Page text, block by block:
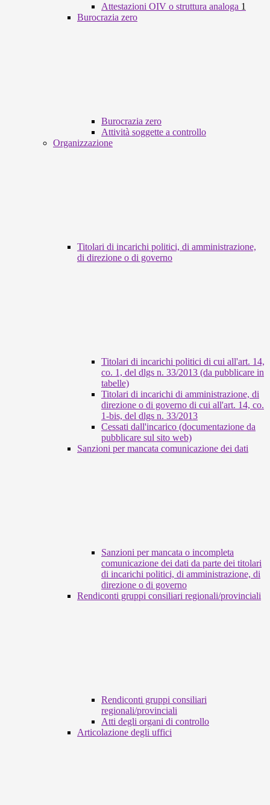
Attestazioni OIV o struttura analoga 1
Burocrazia zero
Burocrazia zero
Attività soggette a controllo
Organizzazione
Titolari di incarichi politici, di amministrazione,
di direzione o di governo
Titolari di incarichi politici di cui all'art. 14,
co. 1, del dlgs n. 33/2013 (da pubblicare in
tabelle)
Titolari di incarichi di amministrazione, di
direzione o di governo di cui all'art. 14, co.
1-bis, del dlgs n. 33/2013
Cessati dall'incarico (documentazione da
pubblicare sul sito web)
Sanzioni per mancata comunicazione dei dati
Sanzioni per mancata o incompleta
comunicazione dei dati da parte dei titolari
di incarichi politici, di amministrazione, di
direzione o di governo
Rendiconti gruppi consiliari regionali/provinciali
Rendiconti gruppi consiliari
regionali/provinciali
Atti degli organi di controllo
Articolazione degli uffici